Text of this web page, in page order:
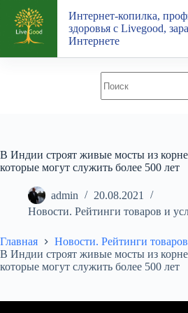
Перейти
сути
Интернет-копилка,
здоровья с Livegood,
Интернете
В Индии строят живые мосты из
которые могут служить более 500 лет
admin
20.08.2021
Новости. Рейтинги товаров и
Главная
Новости. Рейтинги
В Индии строят живые мосты из
которые могут служить более 500 лет